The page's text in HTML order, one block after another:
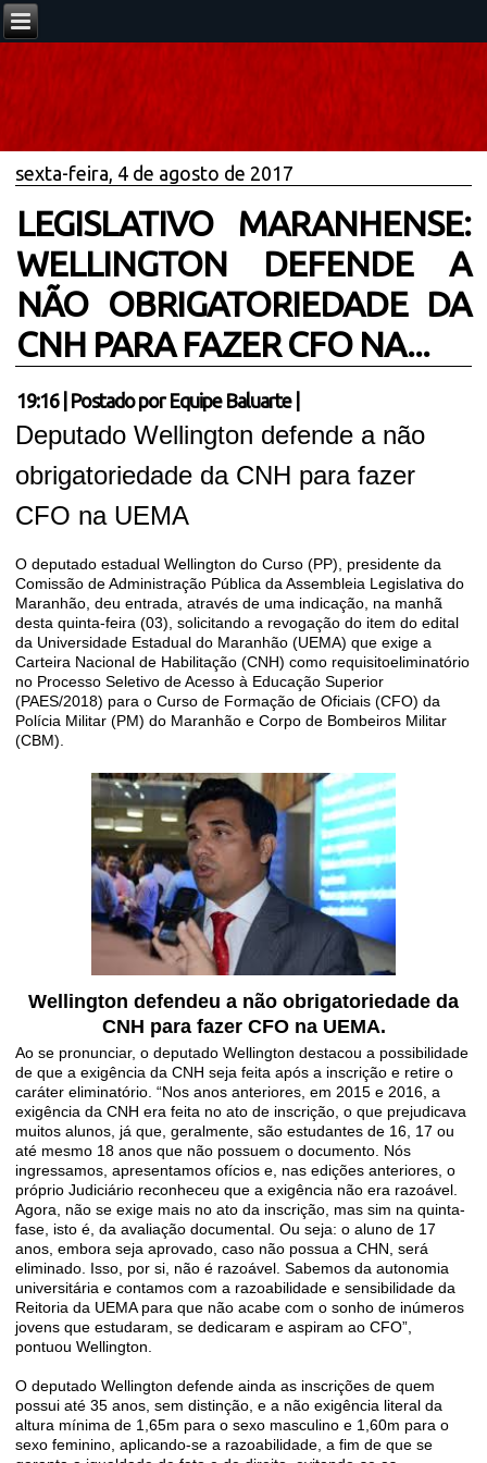
sexta-feira, 4 de agosto de 2017
LEGISLATIVO MARANHENSE:
WELLINGTON DEFENDE A
NÃO OBRIGATORIEDADE DA
CNH PARA FAZER CFO NA...
19:16| Postado por Equipe Baluarte
Deputado Wellington defende a não
obrigatoriedade da CNH para fazer
CFO na UEMA
O deputado estadual Wellington do Curso (PP), presidente da
Comissão de Administração Pública da Assembleia Legislativa do
Maranhão, deu entrada, através de uma indicação, na manhã
desta quinta-feira (03), solicitando a revogação do item do edital
da Universidade Estadual do Maranhão (UEMA) que exige a
Carteira Nacional de Habilitação (CNH) como requisitoeliminatório
no Processo Seletivo de Acesso à Educação Superior
(PAES/2018) para o Curso de Formação de Oficiais (CFO) da
Polícia Militar (PM) do Maranhão e Corpo de Bombeiros Militar
(CBM).
Wellington defendeu a não obrigatoriedade da
CNH para fazer CFO na UEMA.
Ao se pronunciar, o deputado Wellington destacou a possibilidade
de que a exigência da CNH seja feita após a inscrição e retire o
caráter eliminatório. “Nos anos anteriores, em 2015 e 2016, a
exigência da CNH era feita no ato de inscrição, o que prejudicava
muitos alunos, já que, geralmente, são estudantes de 16, 17 ou
até mesmo 18 anos que não possuem o documento. Nós
ingressamos, apresentamos ofícios e, nas edições anteriores, o
próprio Judiciário reconheceu que a exigência não era razoável.
Agora, não se exige mais no ato da inscrição, mas sim na quinta-
fase, isto é, da avaliação documental. Ou seja: o aluno de 17
anos, embora seja aprovado, caso não possua a CHN, será
eliminado. Isso, por si, não é razoável. Sabemos da autonomia
universitária e contamos com a razoabilidade e sensibilidade da
Reitoria da UEMA para que não acabe com o sonho de inúmeros
jovens que estudaram, se dedicaram e aspiram ao CFO”,
pontuou Wellington.
O deputado Wellington defende ainda as inscrições de quem
possui até 35 anos, sem distinção, e a não exigência literal da
altura mínima de 1,65m para o sexo masculino e 1,60m para o
sexo feminino, aplicando-se a razoabilidade, a fim de que se